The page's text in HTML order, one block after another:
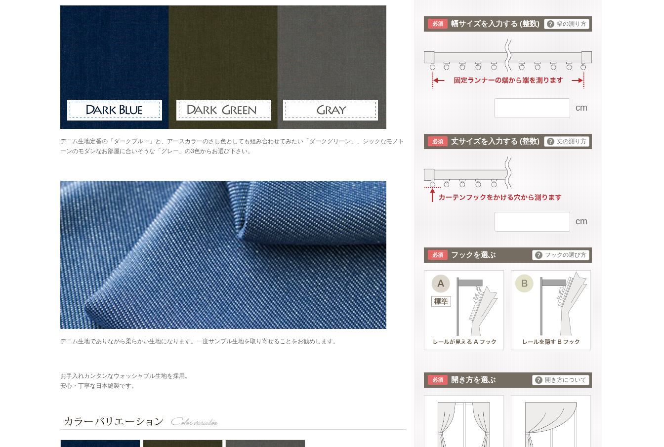
デニム生地定番の「ダークブルー」と、アースカラーのさし色としても組み合わせてみたい「ダークグリーン」、シックなモノト
ーンのモダンなお部屋に合いそうな「グレー」の3色からお選び下さい。
デニム生地でありながら柔らかい生地になります。一度サンプル生地を取り寄せることをお勧めします。
お手入れカンタンなウォッシャブル生地を採用。
安心・丁寧な日本縫製です。
幅サイズを入力する (整数) 幅の測り方
cm
丈サイズを入力する (整数) 丈の測り方
cm
フックを選ぶ フックの選び方
開き方を選ぶ 開き方について